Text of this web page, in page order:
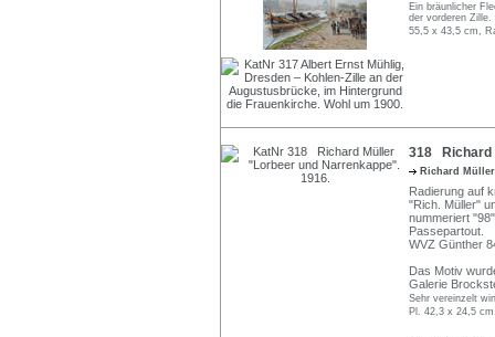
Ein bräunlicher
der vorderen
55,5 x 43,5 cm,
318 Richard
Richard
Radierung auf
"Rich. Müller"
nummeriert
Passepartout.
WVZ Günther
Das Motiv
Galerie
Sehr vereinzelt
Pl. 42,3 x 24,5